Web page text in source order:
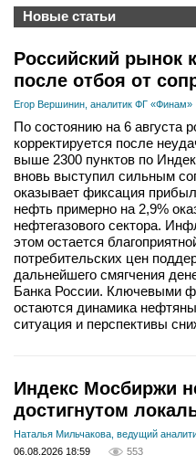
Новые статьи
Российский рынок
после отбоя от
Егор Вершинин, аналитик ФГ «Финам»
По состоянию на 6 августа
корректируется после
выше 2300 пунктов по
вновь выступил сильным
оказывает фиксация
нефть примерно на 2,9%
нефтегазового сектора.
этом остается
потребительских цен
дальнейшего смягчения
Банка России. Ключевыми
остаются динамика
ситуация и перспективы
Индекс Мосбиржи
достигнутом
Наталья Мильчакова, ведущий
06.08.2026 18:59
553